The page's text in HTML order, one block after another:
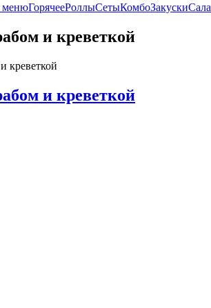
менюГорячееРоллыСетыКомбоЗакуски
и креветкой
и креветкой